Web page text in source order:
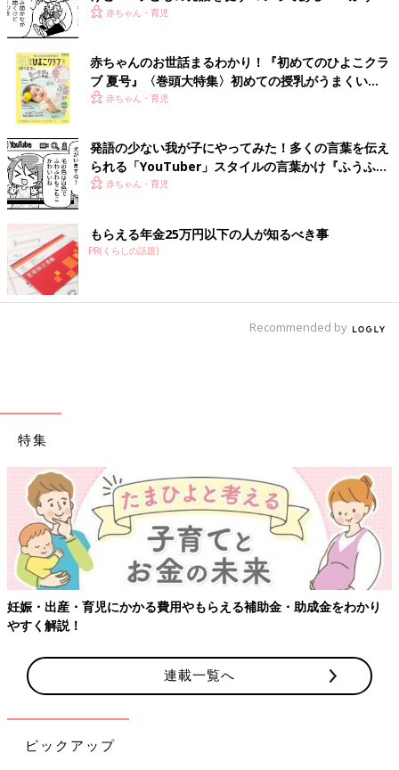
う子育て ＃64』
赤ちゃん・育児
赤ちゃんのお世話まるわかり！『初めてのひよこクラ
ブ 夏号』〈巻頭大特集〉初めての授乳がうまくい
く！ おっぱい・ミルクの基本と夏のトラブル 解決テ
赤ちゃん・育児
発語の少ない我が子にやってみた！多くの言葉を伝え
られる「YouTuber」スタイルの言葉かけ『ふうふう
子育て ＃65』
赤ちゃん・育児
もらえる年金25万円以下の人が知るべき事
PR(くらしの話題)
Recommended by
特集
妊娠・出産・育児にかかる費用やもらえる補助金・助成金をわかり
やすく解説！
連載一覧へ
ピックアップ